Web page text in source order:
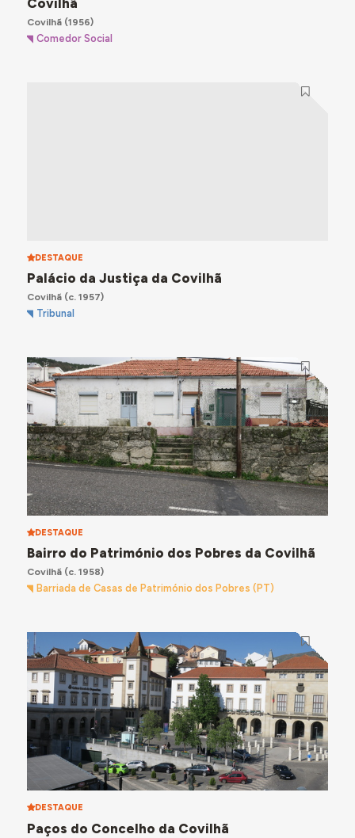
Covilhã
Covilhã(1956)
Comedor Social
DESTAQUE
Palácio da Justiça da Covilhã
Covilhã(c. 1957)
Tribunal
DESTAQUE
Bairro do Património dos Pobres da Covilhã
Covilhã(c. 1958)
Barriada de Casas de Património dos Pobres (PT)
DESTAQUE
Paços do Concelho da Covilhã